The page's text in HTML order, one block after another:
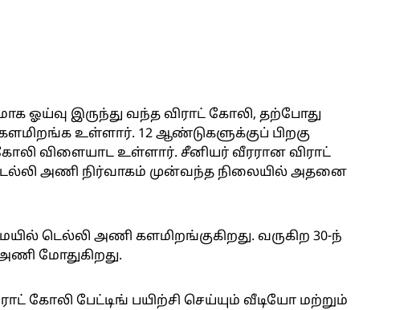
ஓய்வு இருந்து வந்த விராட் கோலி, தற்போது
உள்ளார். 12 ஆண்டுகளுக்குப் பிறகு
விளையாட உள்ளார். சீனியர் வீரரான விராட்
அணி நிர்வாகம் முன்வந்த நிலையில் அதனை
அணி களமிறங்குகிறது. வருகிற 30-ந்
மோதுகிறது.
கோலி பேட்டிங் பயிற்சி செய்யும் வீடியோ மற்றும்